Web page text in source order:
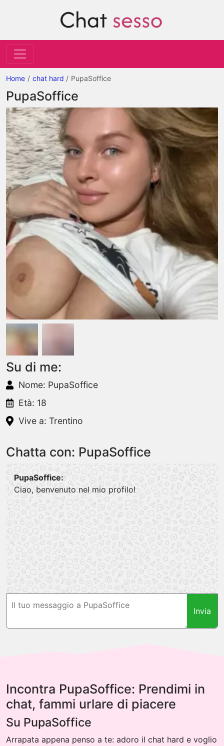
Home chat hard PupaSoffice
PupaSoffice
Su di me:
Nome: PupaSoffice
Età: 18
Vive a: Trentino
Chatta con: PupaSoffice
PupaSoffice:
Ciao, benvenuto nel mio profilo!
Invia
Incontra PupaSoffice: Prendimi in
chat, fammi urlare di piacere
Su PupaSoffice
Arrapata appena penso a te: adoro il chat hard e voglio